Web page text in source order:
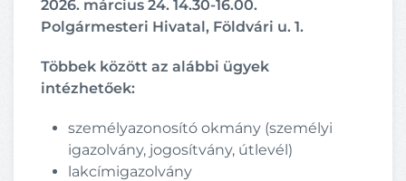
2026. március 24. 14.30-16.00.
Polgármesteri Hivatal, Földvári u. 1.
Többek között az alábbi ügyek
intézhetőek:
személyazonosító okmány (személyi
igazolvány, jogosítvány, útlevél)
lakcímigazolvány